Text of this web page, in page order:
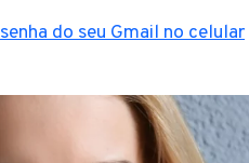
senha do seu Gmail no celular